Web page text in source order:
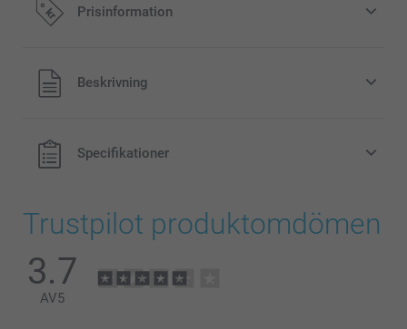
Prisinformation
Alla priser är i svenska kronor (SEK), inklusive moms och
exklusive porto.
Beskrivning
Specifikationer
Trustpilot produktomdömen
3.7
AV5